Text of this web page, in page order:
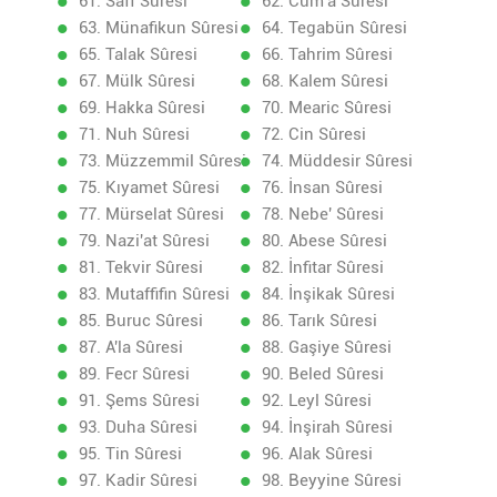
63. Münafikun Sûresi
64. Tegabün Sûresi
65. Talak Sûresi
66. Tahrim Sûresi
67. Mülk Sûresi
68. Kalem Sûresi
69. Hakka Sûresi
70. Mearic Sûresi
71. Nuh Sûresi
72. Cin Sûresi
73. Müzzemmil Sûresi
74. Müddesir Sûresi
75. Kıyamet Sûresi
76. İnsan Sûresi
77. Mürselat Sûresi
78. Nebe' Sûresi
79. Nazi'at Sûresi
80. Abese Sûresi
81. Tekvir Sûresi
82. İnfitar Sûresi
83. Mutaffifin Sûresi
84. İnşikak Sûresi
85. Buruc Sûresi
86. Tarık Sûresi
87. A'la Sûresi
88. Gaşiye Sûresi
89. Fecr Sûresi
90. Beled Sûresi
91. Şems Sûresi
92. Leyl Sûresi
93. Duha Sûresi
94. İnşirah Sûresi
95. Tin Sûresi
96. Alak Sûresi
97. Kadir Sûresi
98. Beyyine Sûresi